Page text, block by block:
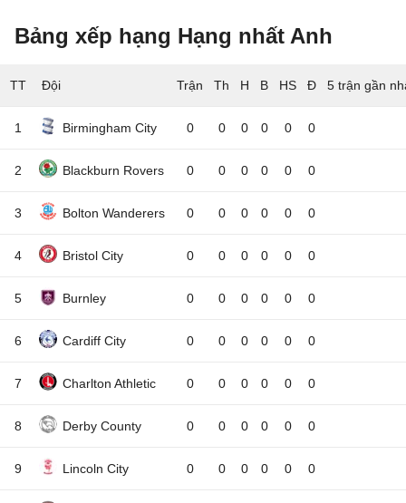
Bảng xếp hạng Hạng nhất Anh
TT Đội 5 trận gần
1 Birmingham City 0 0 0 0 0 0
2 Blackburn Rovers 0 0 0 0 0 0
3 Bolton Wanderers 0 0 0 0 0 0
4 Bristol City 0 0 0 0 0 0
5 Burnley 0 0 0 0 0 0
6 Cardiff City 0 0 0 0 0 0
7 Charlton Athletic 0 0 0 0 0 0
8 Derby County 0 0 0 0 0 0
9 Lincoln City 0 0 0 0 0 0